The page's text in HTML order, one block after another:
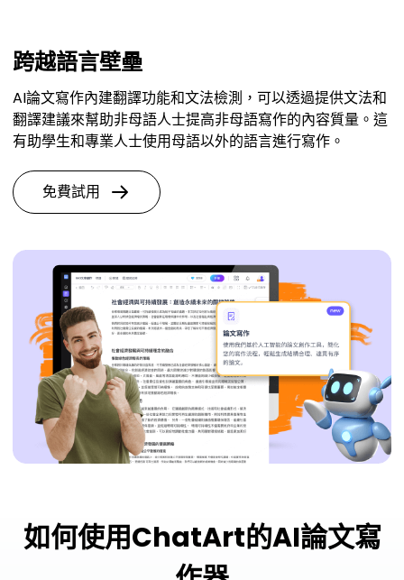
跨越語言壁壘
AI論文寫作內建翻譯功能和文法檢測，可以透過提供文法和
翻譯建議來幫助非母語人士提高非母語寫作的內容質量。這
有助學生和專業人士使用母語以外的語言進行寫作。
免費試用
如何使用ChatArt的AI論文寫